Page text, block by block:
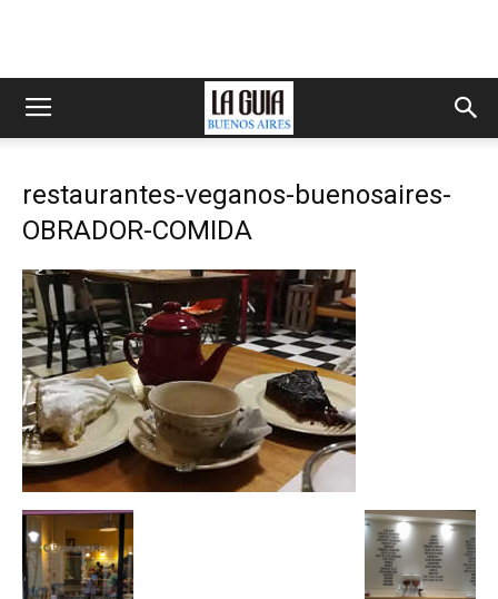
restaurantes-veganos-buenosaires-
OBRADOR-COMIDA